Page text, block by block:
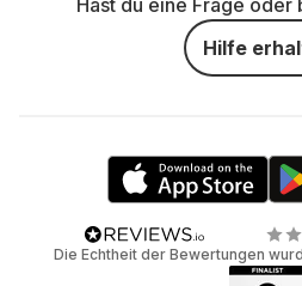
Hast du eine Frage oder
Hilfe
Die Echtheit der Bewertungen